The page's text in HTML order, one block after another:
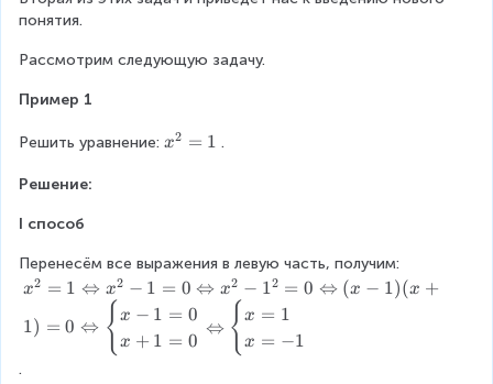
понятия.
Рассмотрим следующую задачу.
Пример 1
Решить уравнение: x
x2 = 1 .
Решение:
I способ
Перенесём все выражения в левую часть, получим:
x
2
x2 = 1 ⇔ x2 − 1 = 0 ⇔ x2 − 12 = 0 ⇔ (x − 1)(x +
1) = 0 ⇔ { x − 1 = 0
x + 1 = 0
⇔ {x = 1
x = −1
.